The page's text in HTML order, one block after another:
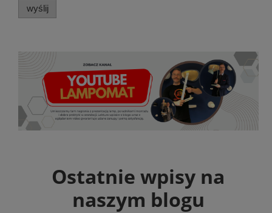
wyślij
Ostatnie wpisy na
naszym blogu